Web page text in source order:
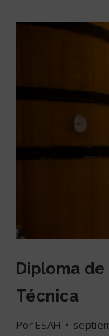
Diploma
Técnica
Por ESAH